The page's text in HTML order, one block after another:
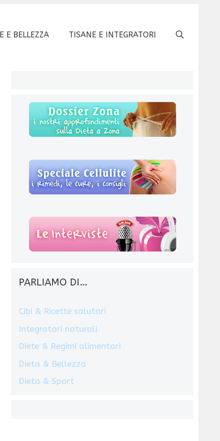
E BELLEZZA TISANE E INTEGRATORI
PARLIAMO DI…
Cibi & Ricette salutari
Integratori naturali
Diete & Regimi alimentari
Dieta & Bellezza
Dieta & Sport